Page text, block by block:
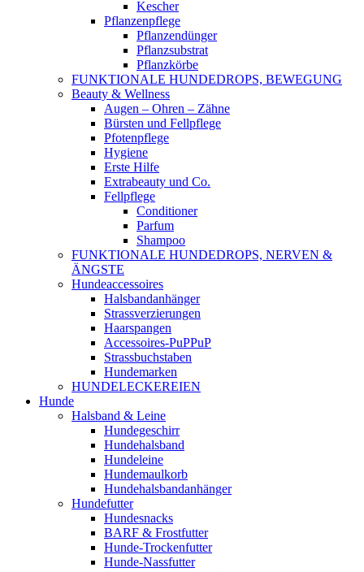
Kescher
Pflanzenpflege
Pflanzendünger
Pflanzsubstrat
Pflanzkörbe
FUNKTIONALE HUNDEDROPS, BEWEGUNG
Beauty & Wellness
Augen – Ohren – Zähne
Bürsten und Fellpflege
Pfotenpflege
Hygiene
Erste Hilfe
Extrabeauty und Co.
Fellpflege
Conditioner
Parfum
Shampoo
FUNKTIONALE HUNDEDROPS, NERVEN &
ÄNGSTE
Hundeaccessoires
Halsbandanhänger
Strassverzierungen
Haarspangen
Accessoires-PuPPuP
Strassbuchstaben
Hundemarken
HUNDELECKEREIEN
Hunde
Halsband & Leine
Hundegeschirr
Hundehalsband
Hundeleine
Hundemaulkorb
Hundehalsbandanhänger
Hundefutter
Hundesnacks
BARF & Frostfutter
Hunde-Trockenfutter
Hunde-Nassfutter